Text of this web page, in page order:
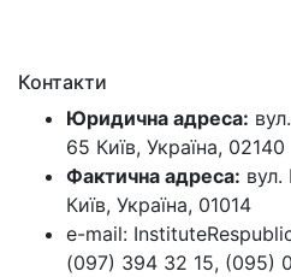
Контакти
Юридична адреса:
65 Київ, Україна, 02140
Фактична адреса:
Київ, Україна, 01014
e-mail:
(097) 394 32 15, (095)